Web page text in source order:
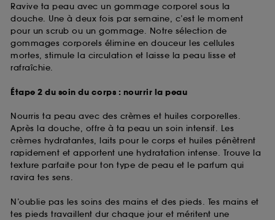
Ravive ta peau avec un gommage corporel sous la
douche. Une à deux fois par semaine, c’est le moment
pour un scrub ou un gommage. Notre sélection de
gommages corporels élimine en douceur les cellules
mortes, stimule la circulation et laisse la peau lisse et
rafraîchie.
Étape 2 du soin du corps : nourrir la peau
Nourris ta peau avec des crèmes et huiles corporelles.
Après la douche, offre à ta peau un soin intensif. Les
crèmes hydratantes, laits pour le corps et huiles pénètrent
rapidement et apportent une hydratation intense. Trouve la
texture parfaite pour ton type de peau et le parfum qui
ravira tes sens.
N’oublie pas les soins des mains et des pieds. Tes mains et
tes pieds travaillent dur chaque jour et méritent une